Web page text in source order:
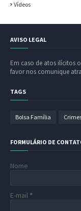
Vídeos
AVISO LEGAL
Em caso de atos ilícitos
favor nos comunique
TAGS
Bolsa Família
FORMULÁRIO DE
Nome
E-mail *